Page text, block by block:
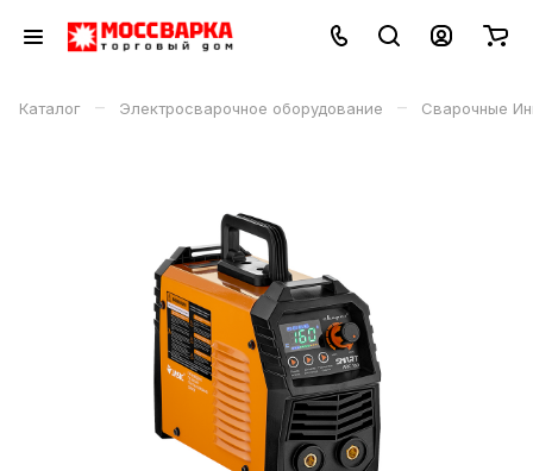
Каталог – Электросварочное оборудование – Сварочные